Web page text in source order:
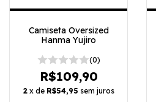
Camiseta Oversized
Hanma Yujiro
(0)
R$109,90
2 x de R$54,95 sem juros